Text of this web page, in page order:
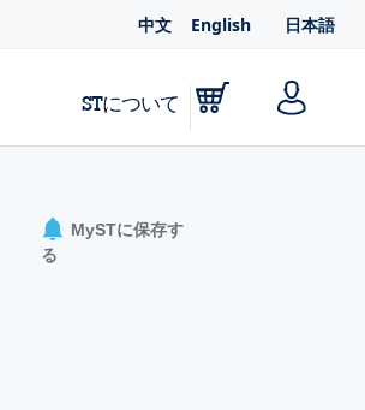
中文 English 日本語
STについて
MySTに保存す
る